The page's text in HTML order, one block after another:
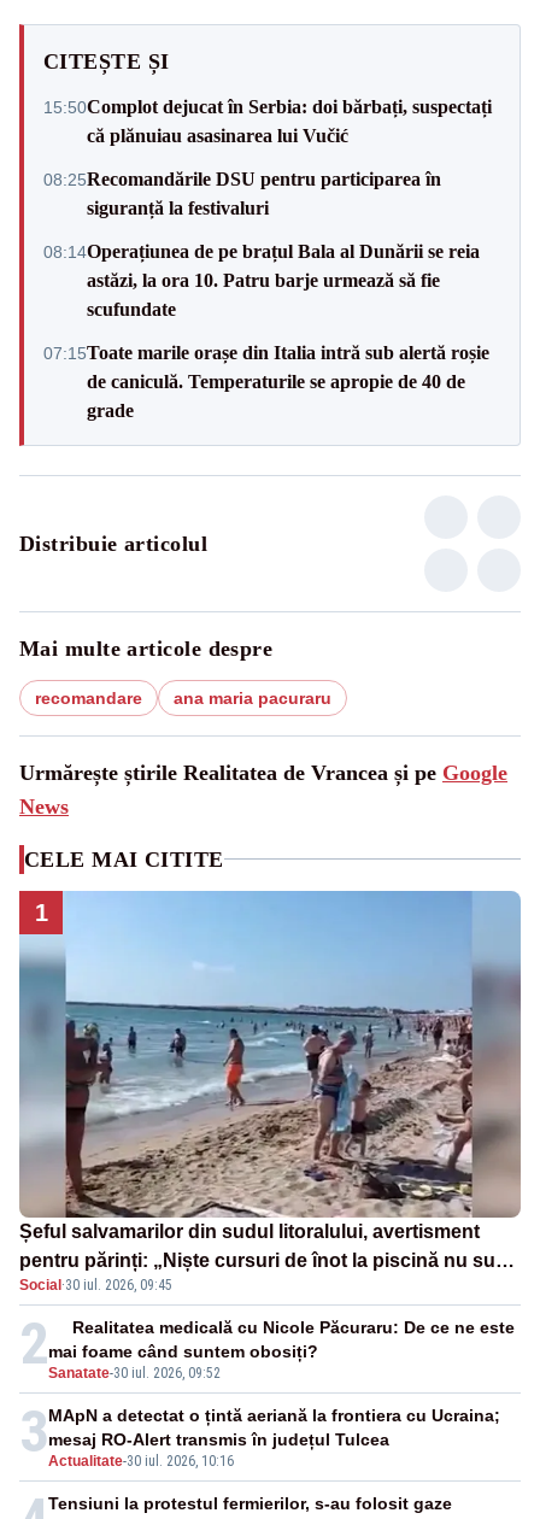
CITEȘTE ȘI
15:50Complot dejucat în Serbia: doi bărbați, suspectați
că plănuiau asasinarea lui Vučić
08:25Recomandările DSU pentru participarea în
siguranță la festivaluri
08:14Operațiunea de pe brațul Bala al Dunării se reia
astăzi, la ora 10. Patru barje urmează să fie
scufundate
07:15Toate marile orașe din Italia intră sub alertă roșie
de caniculă. Temperaturile se apropie de 40 de
grade
Distribuie articolul
Mai multe articole despre
recomandare ana maria pacuraru
Urmărește știrile Realitatea de Vrancea și pe Google
News
CELE MAI CITITE
1
Șeful salvamarilor din sudul litoralului, avertisment
pentru părinți: „Niște cursuri de înot la piscină nu sunt
suficiente”
Social·30 iul. 2026, 09:45
2Sanatate-30 iul. 2026, 09:52
Realitatea medicală cu Nicole Păcuraru: De ce ne este
mai foame când suntem obosiți?
3Actualitate-30 iul. 2026, 10:16
MApN a detectat o țintă aeriană la frontiera cu Ucraina;
mesaj RO-Alert transmis în județul Tulcea
Tensiuni la protestul fermierilor, s-au folosit gaze